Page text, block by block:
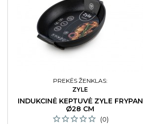
PREKĖS ŽENKLAS:
ZYLE
INDUKCINĖ KEPTUVĖ ZYLE FRYPAN
Ø28 CM
(0)